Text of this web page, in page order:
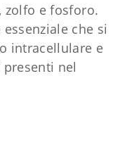
zolfo e fosforo.
che si
intracellulare e
nel